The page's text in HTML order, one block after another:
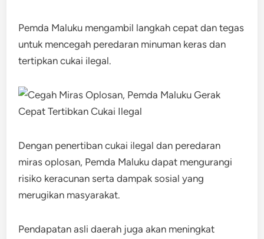
Pemda Maluku mengambil langkah cepat dan tegas
untuk mencegah peredaran minuman keras dan
tertipkan cukai ilegal.
Dengan penertiban cukai ilegal dan peredaran
miras oplosan, Pemda Maluku dapat mengurangi
risiko keracunan serta dampak sosial yang
merugikan masyarakat.
Pendapatan asli daerah juga akan meningkat